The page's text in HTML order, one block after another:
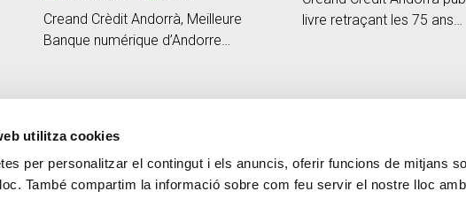
utilitza cookies
per personalitzar el contingut i els anuncis, oferir funcions de mitjans
També compartim la informació sobre com feu servir el nostre lloc
Creand Crèdit Andorrà, Meilleure
Banque numérique d’Andorre
livre retraçant les 75 ans
Contact
+376 88 88 88
PLUS CREAND
Gouvernance